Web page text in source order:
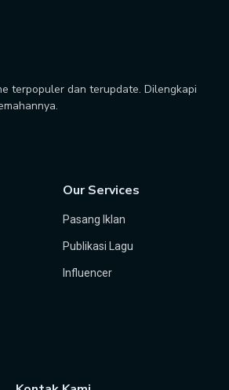
terpopuler dan terupdate. Dilengkapi
Our Services
Pasang Iklan
Publikasi Lagu
Influencer